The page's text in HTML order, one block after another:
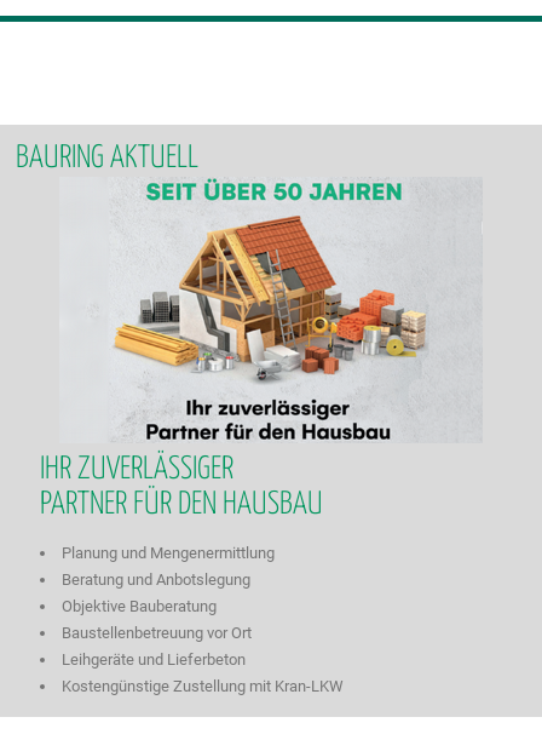
BAURING AKTUELL
IHR ZUVERLÄSSIGER
PARTNER FÜR DEN HAUSBAU
Planung und Mengenermittlung
Beratung und Anbotslegung
Objektive Bauberatung
Baustellenbetreuung vor Ort
Leihgeräte und Lieferbeton
Kostengünstige Zustellung mit Kran-LKW